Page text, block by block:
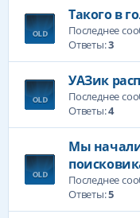
Такого в
Последнее
Ответы:3
УАЗик
Последнее
Ответы:4
Мы
Последнее
Ответы:5